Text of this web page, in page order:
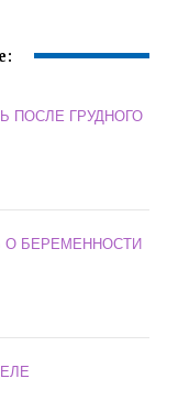
ПОСЛЕ ГРУДНОГО
О БЕРЕМЕННОСТИ